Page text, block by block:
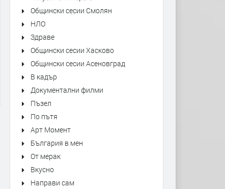
"Bésame Mucho" Alfredo
Rodriguez Trio Live at Montreux
Jazz Festival
преди 6 часа
Общински сесии Смолян
НЛО
Здраве
Общински сесии Хасково
Общински сесии Асеновград
В кадър
Документални филми
Пъзел
По пътя
Арт Момент
България в мен
От мерак
Вкусно
Направи сам